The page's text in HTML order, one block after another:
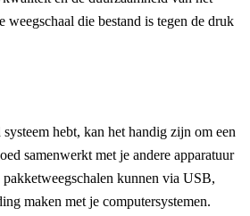
weegschaal die bestand is tegen de druk
hebt, kan het handig zijn om een
samenwerkt met je andere apparatuur
kunnen via USB,
maken met je computersystemen.